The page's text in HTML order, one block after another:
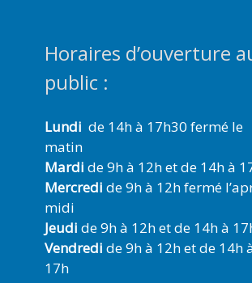
Horaires d’ouverture
public :
Lundi de 14h à 17h30 fermé le
matin
Mardi de 9h à 12h et de 14h à
Mercredi de 9h à 12h fermé
midi
Jeudi de 9h à 12h et de 14h à
Vendredi de 9h à 12h et de 14h
17h